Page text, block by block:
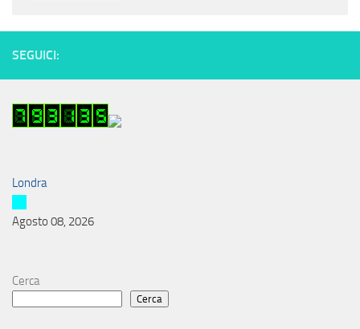
SEGUICI:
Londra
Agosto 08, 2026
Cerca
Cerca